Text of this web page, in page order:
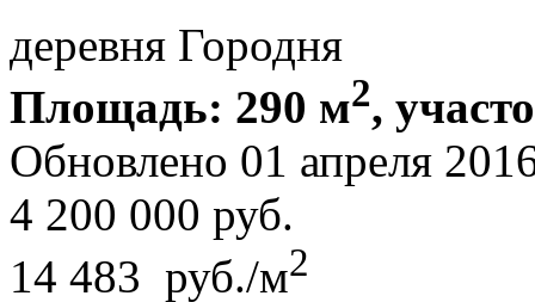
деревня Городня
Площадь: 290 м2,
Обновлено 01 апреля
4 200 000 руб.
14 483 руб./м2